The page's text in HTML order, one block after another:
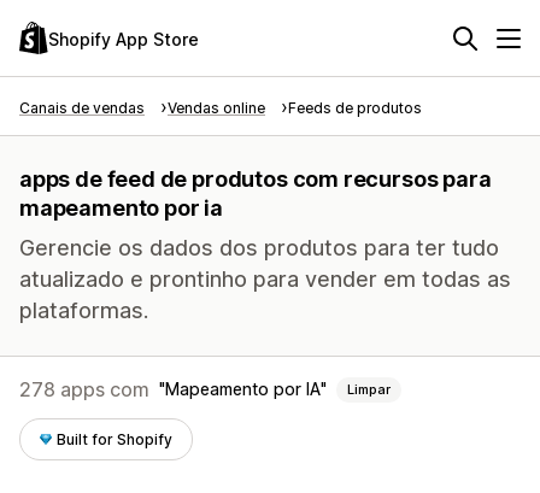
Shopify App Store
Canais de vendas Vendas online Feeds de produtos
apps de feed de produtos com recursos para
mapeamento por ia
Gerencie os dados dos produtos para ter tudo
atualizado e prontinho para vender em todas as
plataformas.
278 apps com Mapeamento por IA Limpar
Built for Shopify